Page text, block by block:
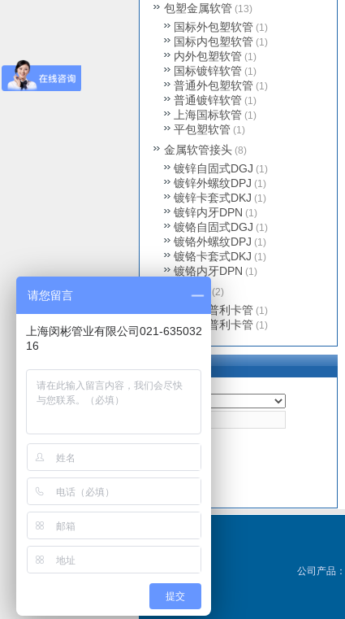
产品搜索
包塑金属软管 (13)
国标外包塑软管 (1)
国标内包塑软管 (1)
内外包塑软管 (1)
国标镀锌软管 (1)
普通外包塑软管 (1)
普通镀锌软管 (1)
上海国标软管 (1)
平包塑软管 (1)
金属软管接头 (8)
镀锌自固式DGJ (1)
镀锌外螺纹DPJ (1)
镀锌卡套式DKJ (1)
镀锌内牙DPN (1)
镀铬自固式DGJ (1)
镀铬外螺纹DPJ (1)
镀铬卡套式DKJ (1)
镀铬内牙DPN (1)
(2)
基本型普利卡管 (1)
防水型普利卡管 (1)
公司产品：
请您留言
上海闵彬管业有限公司021-635032
16
提交